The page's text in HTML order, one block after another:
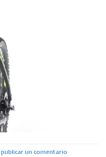
publicar un comentario.